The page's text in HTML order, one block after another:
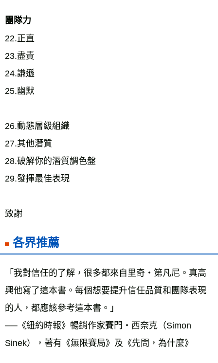
團隊力
22.正直
23.盡責
24.謙遜
25.幽默
26.動態層級組織
27.其他潛質
28.破解你的潛質調色盤
29.發揮最佳表現
致謝
各界推薦
「我對信任的了解，很多都來自里奇‧第凡尼。真高
興他寫了這本書。每個想要提升信任品質和團隊表現
的人，都應該參考這本書。」
──《紐約時報》暢銷作家賽門‧西奈克（Simon
Sinek），著有《無限賽局》及《先問，為什麼》